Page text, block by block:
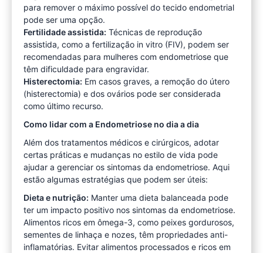
para remover o máximo possível do tecido endometrial
pode ser uma opção.
Fertilidade assistida: Técnicas de reprodução
assistida, como a fertilização in vitro (FIV), podem ser
recomendadas para mulheres com endometriose que
têm dificuldade para engravidar.
Histerectomia: Em casos graves, a remoção do útero
(histerectomia) e dos ovários pode ser considerada
como último recurso.
Como lidar com a Endometriose no dia a dia
Além dos tratamentos médicos e cirúrgicos, adotar
certas práticas e mudanças no estilo de vida pode
ajudar a gerenciar os sintomas da endometriose. Aqui
estão algumas estratégias que podem ser úteis:
Dieta e nutrição: Manter uma dieta balanceada pode
ter um impacto positivo nos sintomas da endometriose.
Alimentos ricos em ômega-3, como peixes gordurosos,
sementes de linhaça e nozes, têm propriedades anti-
inflamatórias. Evitar alimentos processados e ricos em